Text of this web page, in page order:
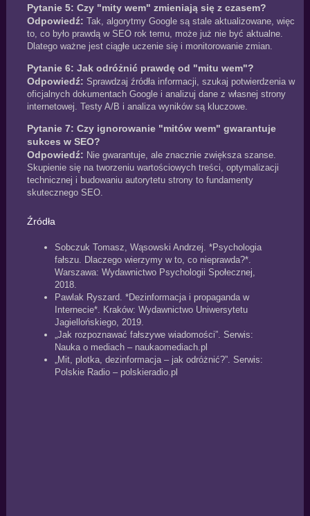
Pytanie 5: Czy "mity wem" zmieniają się z czasem?
Odpowiedź: Tak, algorytmy Google są stale aktualizowane, więc
to, co było prawdą w SEO rok temu, może już nie być aktualne.
Dlatego ważne jest ciągłe uczenie się i monitorowanie zmian.
Pytanie 6: Jak odróżnić prawdę od "mitu wem"?
Odpowiedź: Sprawdzaj źródła informacji, szukaj potwierdzenia w
oficjalnych dokumentach Google i analizuj dane z własnej strony
internetowej. Testy A/B i analiza wyników są kluczowe.
Pytanie 7: Czy ignorowanie "mitów wem" gwarantuje
sukces w SEO?
Odpowiedź: Nie gwarantuje, ale znacznie zwiększa szanse.
Skupienie się na tworzeniu wartościowych treści, optymalizacji
technicznej i budowaniu autorytetu strony to fundamenty
skutecznego SEO.
Źródła
Sobczuk Tomasz, Wąsowski Andrzej. *Psychologia
fałszu. Dlaczego wierzymy w to, co nieprawda?*.
Warszawa: Wydawnictwo Psychologii Społecznej,
2018.
Pawlak Ryszard. *Dezinformacja i propaganda w
Internecie*. Kraków: Wydawnictwo Uniwersytetu
Jagiellońskiego, 2019.
„Jak rozpoznawać fałszywe wiadomości”. Serwis:
Nauka o mediach – naukaomediach.pl
„Mit, plotka, dezinformacja – jak odróżnić?”. Serwis:
Polskie Radio – polskieradio.pl